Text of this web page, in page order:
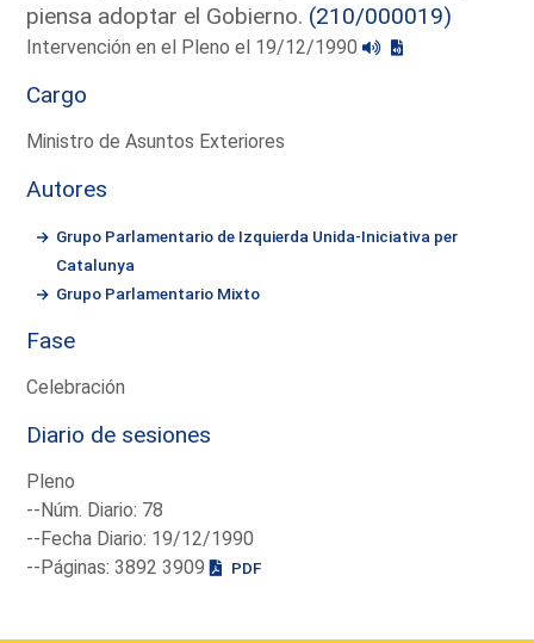
piensa adoptar el Gobierno. (210/000019)
Intervención en el Pleno el 19/12/1990
Cargo
Ministro de Asuntos Exteriores
Autores
Grupo Parlamentario de Izquierda Unida-Iniciativa per
Catalunya
Grupo Parlamentario Mixto
Fase
Celebración
Diario de sesiones
Pleno
--Núm. Diario: 78
--Fecha Diario: 19/12/1990
--Páginas: 3892 3909
PDF